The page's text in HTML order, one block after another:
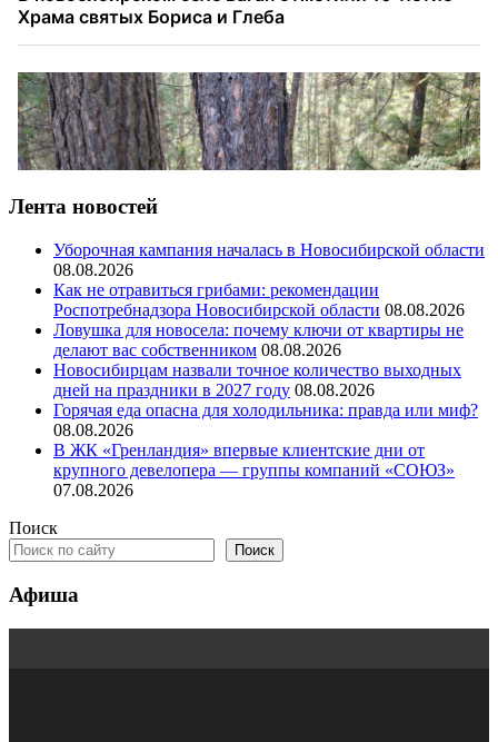
Лента новостей
Уборочная кампания началась в Новосибирской области
08.08.2026
Как не отравиться грибами: рекомендации
Роспотребнадзора Новосибирской области 08.08.2026
Ловушка для новосела: почему ключи от квартиры не
делают вас собственником 08.08.2026
Новосибирцам назвали точное количество выходных
дней на праздники в 2027 году 08.08.2026
Горячая еда опасна для холодильника: правда или миф?
08.08.2026
В ЖК «Гренландия» впервые клиентские дни от
крупного девелопера — группы компаний «СОЮЗ»
07.08.2026
Поиск
Поиск
Афиша